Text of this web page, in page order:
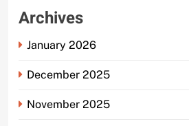
Archives
January 2026
December 2025
November 2025